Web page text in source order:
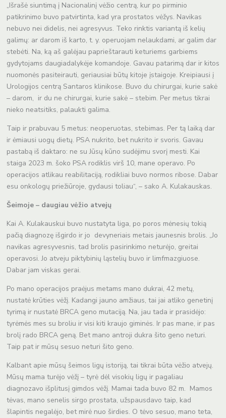
„Išrašė siuntimą į Nacionalinį vėžio centrą, kur po pirminio
patikrinimo buvo patvirtinta, kad yra prostatos vėžys. Navikas
nebuvo nei didelis, nei agresyvus. Teko rinktis variantą iš kelių
galimų: ar darom iš karto, t. y. operuojam nelaukdami, ar galim dar
stebėti. Na, ką aš galėjau paprieštarauti keturiems garbiems
gydytojams daugiadalykėje komandoje. Gavau patarimą dar ir kitos
nuomonės pasiteirauti, geriausiai būtų kitoje įstaigoje. Kreipiausi į
Urologijos centrą Santaros klinikose. Buvo du chirurgai, kurie sakė
– darom, ir du ne chirurgai, kurie sakė – stebim. Per metus tikrai
nieko neatsitiks, palaukti galima.
Taip ir prabuvau 5 metus: neoperuotas, stebimas. Per tą laiką dar
ir ėmiausi uogų dietų. PSA nukrito, bet nukrito ir svoris. Gavau
pastabą iš daktaro: ne su Jūsų kūno sudėjimu svorį mesti. Kai
staiga 2023 m. šoko PSA rodiklis virš 10, mane operavo. Po
operacijos atlikau reabilitaciją, rodikliai buvo normos ribose. Dabar
esu onkologų priežiūroje, gydausi toliau“, – sako A. Kulakauskas.
Šeimoje – daugiau vėžio atvejų
Kai A. Kulakauskui buvo nustatyta liga, po poros mėnesių tokią
pačią diagnozę išgirdo ir jo devyneriais metais jaunesnis brolis. „Jo
navikas agresyvesnis, tad brolis pasirinkimo neturėjo, greitai
operavosi. Jo atveju piktybinių ląstelių buvo ir limfmazgiuose.
Dabar jam viskas gerai.
Po mano operacijos praėjus metams mano dukrai, 42 metų,
nustatė krūties vėžį. Kadangi jauno amžiaus, tai jai atliko genetinį
tyrimą ir nustatė BRCA geno mutaciją. Na, jau tada ir prasidėjo:
tyrėmės mes su broliu ir visi kiti kraujo giminės. Ir pas mane, ir pas
brolį rado BRCA geną. Bet mano antroji dukra šito geno neturi.
Taip pat ir mūsų sesuo neturi šito geno.
Kalbant apie mūsų šeimos ligų istoriją, tai tikrai būta vėžio atvejų.
Mūsų mama turėjo vėžį – tyrė dėl visokių ligų ir pagaliau
diagnozavo išplitusį gimdos vėžį. Mamai tada buvo 82 m. Mamos
tėvas, mano senelis sirgo prostata, užspausdavo taip, kad
šlapintis negalėjo, bet mirė nuo širdies. O tėvo sesuo, mano teta,